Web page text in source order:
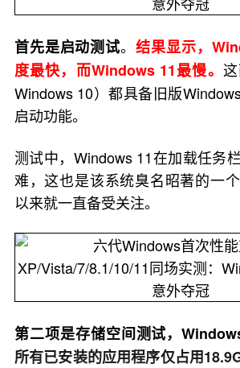
首先是启动测试。结果显示，
度最快，而Windows 11最慢。
Windows 10）都具备旧版
启动功能。
测试中，Windows 11在加载任务
难，这也是该系统臭名昭著的一
以来就一直备受关注。
第二项是存储空间测试，
所有已安装的应用程序仅占用